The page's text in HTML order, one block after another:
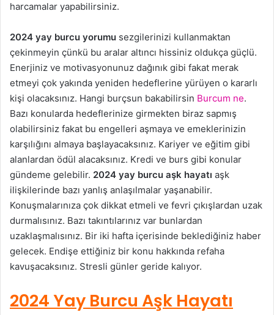
harcamalar yapabilirsiniz.
2024 yay burcu yorumu sezgilerinizi kullanmaktan
çekinmeyin çünkü bu aralar altıncı hissiniz oldukça güçlü.
Enerjiniz ve motivasyonunuz dağınık gibi fakat merak
etmeyi çok yakında yeniden hedeflerine yürüyen o kararlı
kişi olacaksınız. Hangi burçsun bakabilirsin Burcum ne.
Bazı konularda hedeflerinize girmekten biraz sapmış
olabilirsiniz fakat bu engelleri aşmaya ve emeklerinizin
karşılığını almaya başlayacaksınız. Kariyer ve eğitim gibi
alanlardan ödül alacaksınız. Kredi ve burs gibi konular
gündeme gelebilir. 2024 yay burcu aşk hayatı aşk
ilişkilerinde bazı yanlış anlaşılmalar yaşanabilir.
Konuşmalarınıza çok dikkat etmeli ve fevri çıkışlardan uzak
durmalısınız. Bazı takıntılarınız var bunlardan
uzaklaşmalısınız. Bir iki hafta içerisinde beklediğiniz haber
gelecek. Endişe ettiğiniz bir konu hakkında refaha
kavuşacaksınız. Stresli günler geride kalıyor.
2024 Yay Burcu Aşk Hayatı